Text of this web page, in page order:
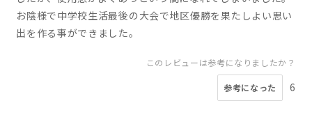
お陰様で中学校生活最後の大会で地区優勝を果たしよい思い
出を作る事ができました。
このレビューは参考になりましたか？
参考になった 6